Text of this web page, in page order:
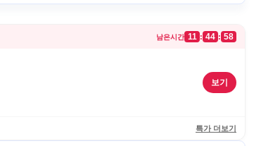
남은시간 11 : 44 : 58
보기
특가 더보기